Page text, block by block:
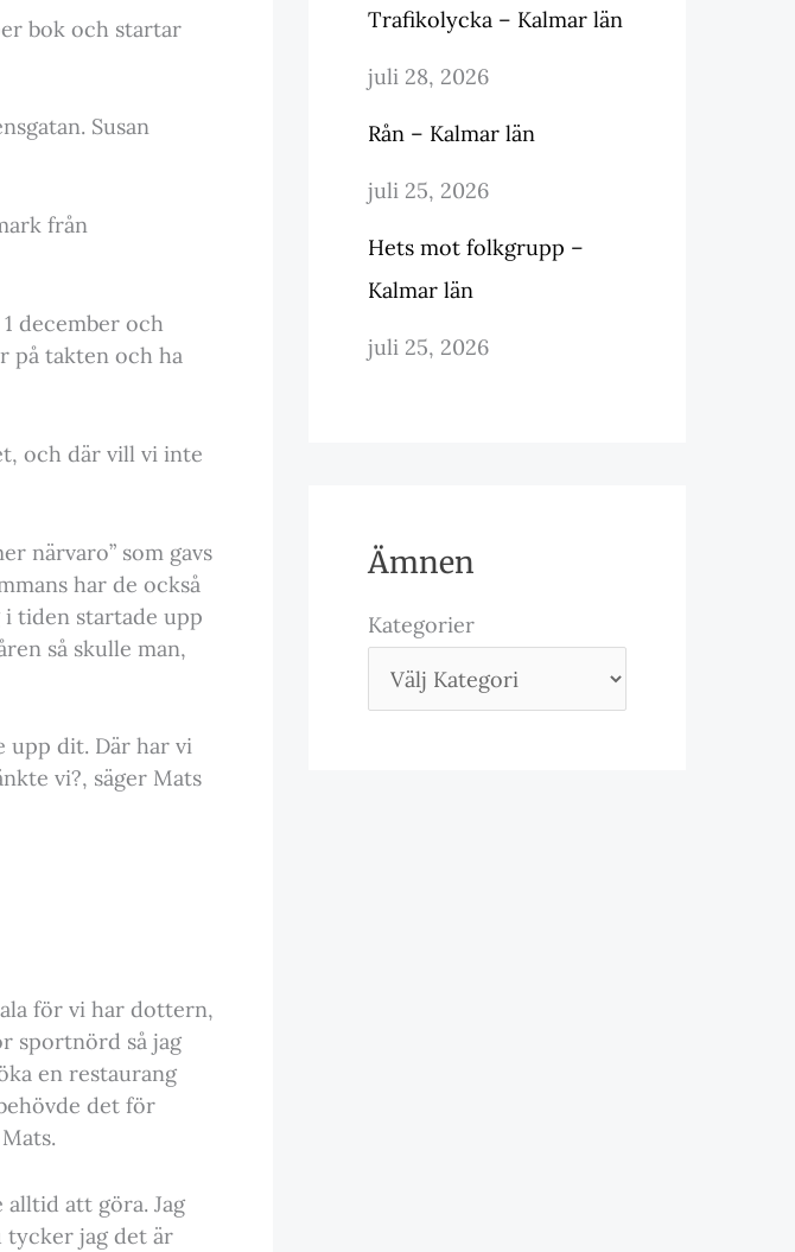
bok och startar
Susan
från
december och
på takten och ha
och där vill vi inte
närvaro” som gavs
har de också
i tiden startade upp
så skulle man,
upp dit. Där har vi
vi?, säger Mats
för vi har dottern,
sportnörd så jag
en restaurang
det för
att göra. Jag
tycker jag det är
Trafikolycka – Kalmar län
juli 28, 2026
Rån – Kalmar län
juli 25, 2026
Hets mot folkgrupp –
Kalmar län
juli 25, 2026
Ämnen
Kategorier